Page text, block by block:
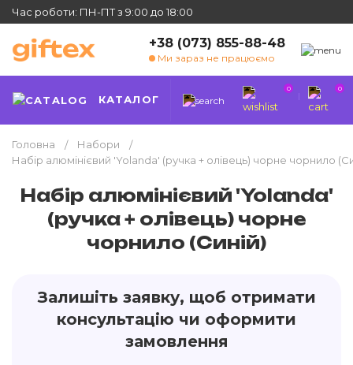
Час роботи: ПН-ПТ з 9:00 до 18:00
+38 (073) 855-88-48
Ми зараз не працюємо
КАТАЛОГ
0 0
Головна
Набори
Набір алюмінієвий 'Yolanda' (ручка + олівець) чорне чорнило
Набір алюмінієвий 'Yolanda'
(ручка + олівець) чорне
чорнило (Синій)
Залишіть заявку, щоб отримати
консультацію чи оформити
замовлення